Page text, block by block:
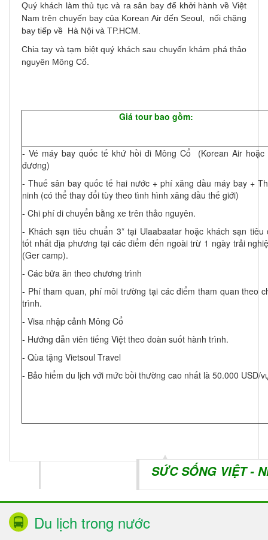
Quý khách làm thủ tục và ra sân bay để khởi hành về Việt
Nam trên chuyến bay của Korean Air đến Seoul, nối chặng
bay tiếp về Hà Nội và TP.HCM.
Chia tay và tạm biệt quý khách sau chuyến khám phá thảo
nguyên Mông Cổ.
Giá tour bao gồm:
- Vé máy bay quốc tế khứ hồi đi Mông Cổ (Korean Air hoặc
đương)
- Thuế sân bay quốc tế hai nước + phí xăng dầu máy bay +
ninh (có thể thay đổi tùy theo tình hình xăng dầu thế giới)
- Chi phí di chuyển bằng xe trên thảo nguyên.
- Khách sạn tiêu chuẩn 3* tại Ulaabaatar hoặc khách sạn tiêu
tốt nhất địa phương tại các điểm đến ngoài trừ 1 ngày trải
(Ger camp).
- Các bữa ăn theo chương trình
- Phí tham quan, phí môi trường tại các điểm tham quan theo
trình.
- Visa nhập cảnh Mông Cổ
- Hướng dẫn viên tiếng Việt theo đoàn suốt hành trình.
- Qùa tặng Vietsoul Travel
- Bảo hiểm du lịch với mức bồi thường cao nhất là 50.000 USD/
SỨC SỐNG VIỆT -
Du lịch trong nước